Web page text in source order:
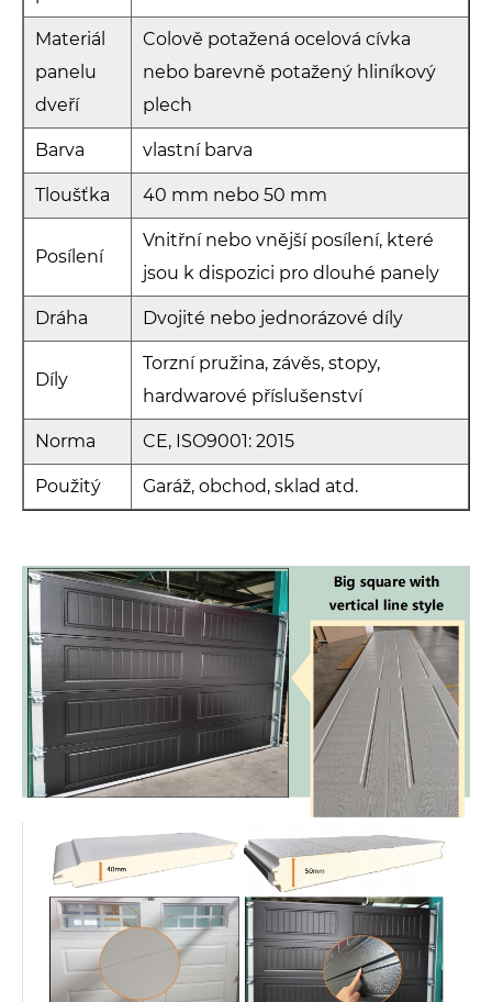
Materiál
panelu
dveří
Colově potažená ocelová cívka
nebo barevně potažený hliníkový
plech
Barva vlastní barva
Tloušťka 40 mm nebo 50 mm
Posílení
Vnitřní nebo vnější posílení, které
jsou k dispozici pro dlouhé panely
Dráha Dvojité nebo jednorázové díly
Díly
Torzní pružina, závěs, stopy,
hardwarové příslušenství
Norma CE, ISO9001: 2015
Použitý Garáž, obchod, sklad atd.